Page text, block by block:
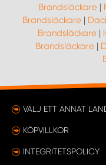
Brandsläckare |
Brandsläckare |
Brandsläckare |
Brandsläckare|
VÄLJ ETT ANNAT
KÖPVILLKOR
INTEGRITETSPOLICY